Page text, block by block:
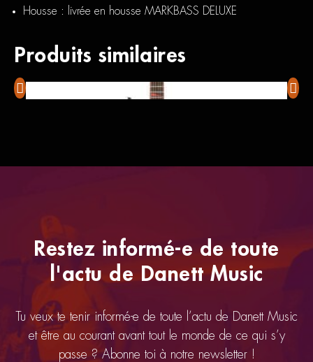
Housse : livrée en housse MARKBASS DELUXE
Produits similaires
Restez informé-e de toute
l'actu de Danett Music
Tu veux te tenir informé-e de toute l’actu de Danett Music
et être au courant avant tout le monde de ce qui s’y
passe ? Abonne toi à notre newsletter !